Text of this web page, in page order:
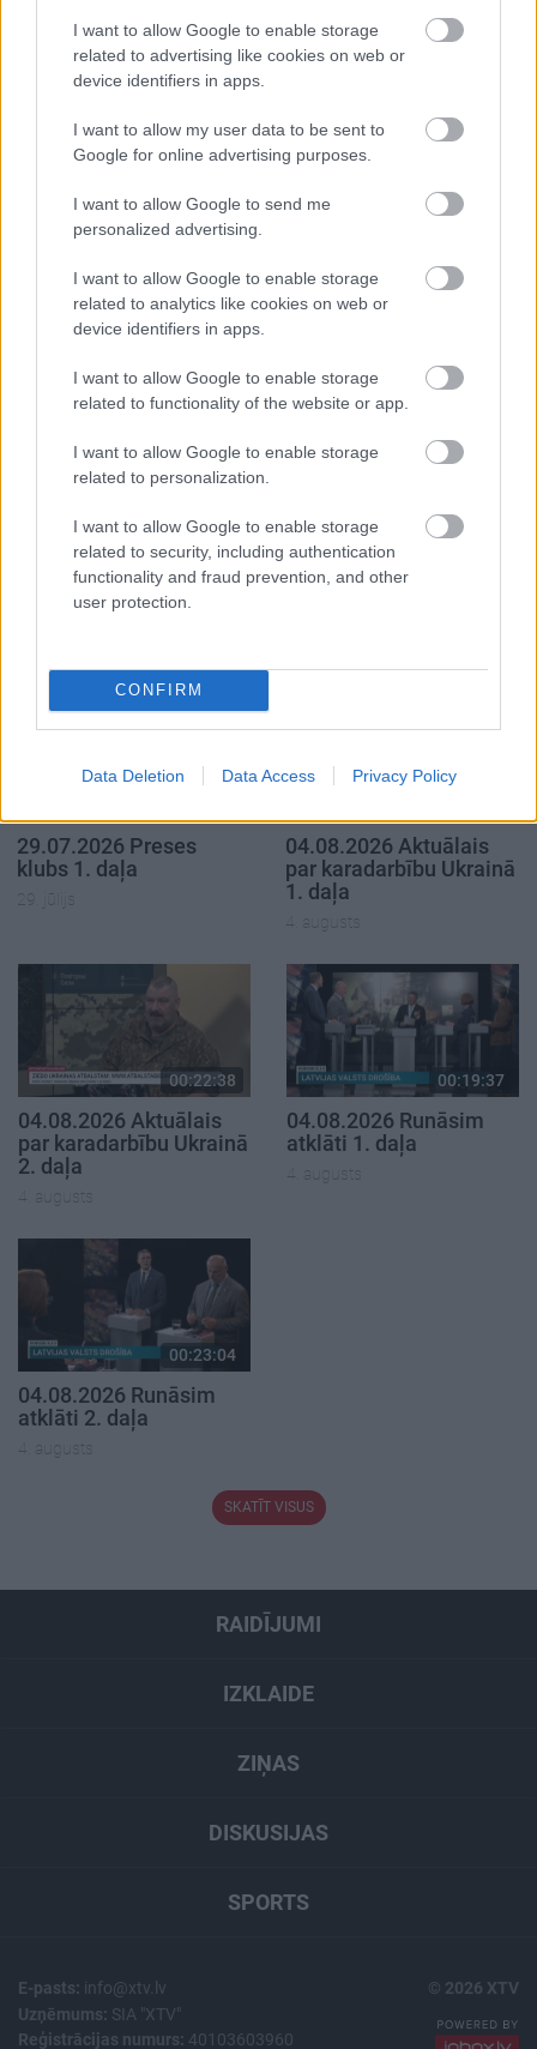
I want to allow Google to enable storage
related to advertising like cookies on web or
device identifiers in apps.
I want to allow my user data to be sent to
Google for online advertising purposes.
I want to allow Google to send me
personalized advertising.
I want to allow Google to enable storage
related to analytics like cookies on web or
device identifiers in apps.
I want to allow Google to enable storage
related to functionality of the website or app.
I want to allow Google to enable storage
related to personalization.
I want to allow Google to enable storage
related to security, including authentication
functionality and fraud prevention, and other
user protection.
CONFIRM
Data Deletion Data Access Privacy Policy
nepatikšanas! Taču tiem kam vislielākā vara,
atbildība, atalgojums, pienākas VISBAGĀKAIS
SODS! un kamēr tā valstī nebūs, pavalstnieki
uzpļūtīs šai.... Atvainojiet, šajā Dziesmotajā nedēļā
vajadzētu būt patriotiskākiem, bet ja niknums ir
Lolita L.
2018. gada 2. jūlijs
Vai Latvijā kādreiz ir kāds arī godīgi pateicis,ka
vainīgs..;)) Cik bijuši, notikuši kriminālprocesi taču
SKATĪT VISUS (3)
29.07.2026 Preses
klubs 1. daļa
29. jūlijs
04.08.2026 Aktuālais
par karadarbību Ukrainā
1. daļa
4. augusts
00:22:38
04.08.2026 Aktuālais
par karadarbību Ukrainā
2. daļa
4. augusts
00:19:37
04.08.2026 Runāsim
atklāti 1. daļa
4. augusts
00:23:04
04.08.2026 Runāsim
atklāti 2. daļa
4. augusts
SKATĪT VISUS
RAIDĪJUMI
IZKLAIDE
ZIŅAS
DISKUSIJAS
SPORTS
E-pasts: info@xtv.lv
Uzņēmums: SIA "XTV"
Reģistrācijas numurs: 40103603960
© 2026 XTV